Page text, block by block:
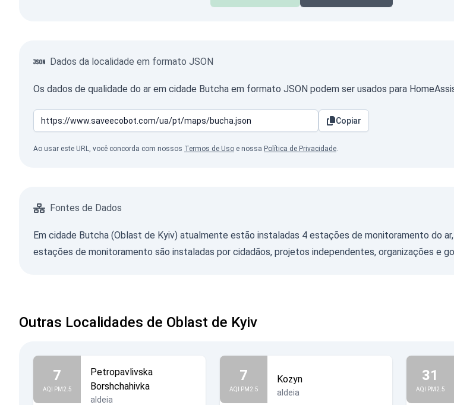
Dados da localidade em formato JSON
Os dados de qualidade do ar em cidade Butcha em formato JSON podem ser usados para
Copiar
Ao usar este URL, você concorda com nossos Termos de Uso e nossa Política de Privacidade.
Fontes de Dados
Em cidade Butcha (Oblast de Kyiv) atualmente estão instaladas 4 estações de monitoramento do
estações de monitoramento são instaladas por cidadãos, projetos independentes, organizações e
Outras Localidades de Oblast de Kyiv
7
AQI PM2.5
Petropavlivska
Borshchahivka
aldeia
7
AQI PM2.5
Kozyn
aldeia
31
AQI PM2.5